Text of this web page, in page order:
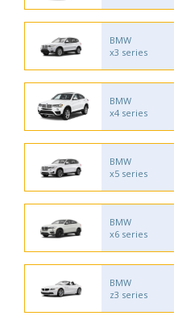
BMW
x3 series
BMW
x4 series
BMW
x5 series
BMW
x6 series
BMW
z3 series